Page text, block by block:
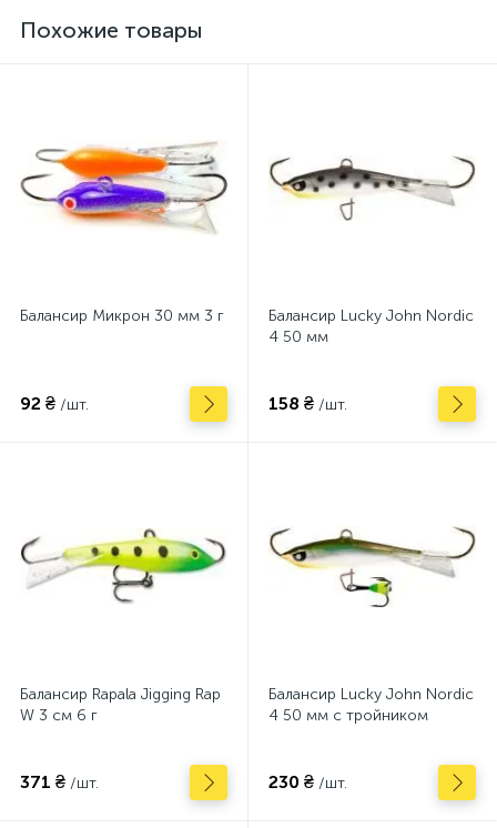
Похожие товары
Балансир Микрон 30 мм 3 г
92 ₴ /шт.
Балансир Lucky John Nordic
4 50 мм
158 ₴ /шт.
Балансир Rapala Jigging Rap
W 3 см 6 г
371 ₴ /шт.
Балансир Lucky John Nordic
4 50 мм с тройником
230 ₴ /шт.